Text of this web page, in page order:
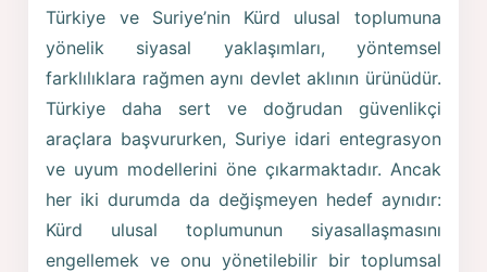
Türkiye ve Suriye’nin Kürd ulusal toplumuna
yönelik siyasal yaklaşımları, yöntemsel
farklılıklara rağmen aynı devlet aklının ürünüdür.
Türkiye daha sert ve doğrudan güvenlikçi
araçlara başvururken, Suriye idari entegrasyon
ve uyum modellerini öne çıkarmaktadır. Ancak
her iki durumda da değişmeyen hedef aynıdır:
Kürd ulusal toplumunun siyasallaşmasını
engellemek ve onu yönetilebilir bir toplumsal